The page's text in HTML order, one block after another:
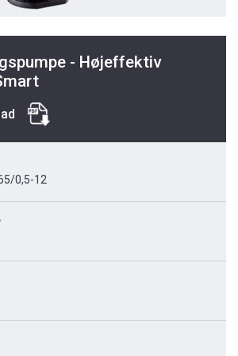
- Højeffektiv
0,5-12